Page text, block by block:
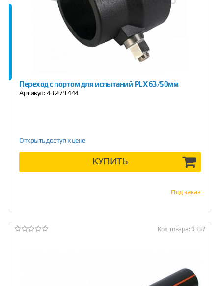
Переход с портом для испытаний PLX 63/50мм
Артикул:43 279 444
Открыть доступ к цене
КУПИТЬ
Под заказ
Код товара: 9337